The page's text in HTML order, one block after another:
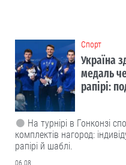
Cпорт
Україна
медаль
рапірі:
На турнірі в Гонконзі
комплектів нагород:
рапірі й шаблі.
06.08